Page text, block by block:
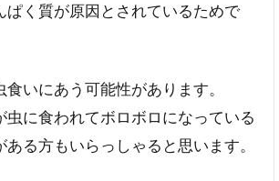
ぱく質が原因とされているためで
いにあう可能性があります。
虫に食われてボロボロになっている
る方もいらっしゃると思います。